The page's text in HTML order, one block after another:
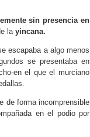
sin presencia en
la yincana.
escapaba a algo menos
se presentaba en
en el que el murciano
de forma incomprensible
en el podio por